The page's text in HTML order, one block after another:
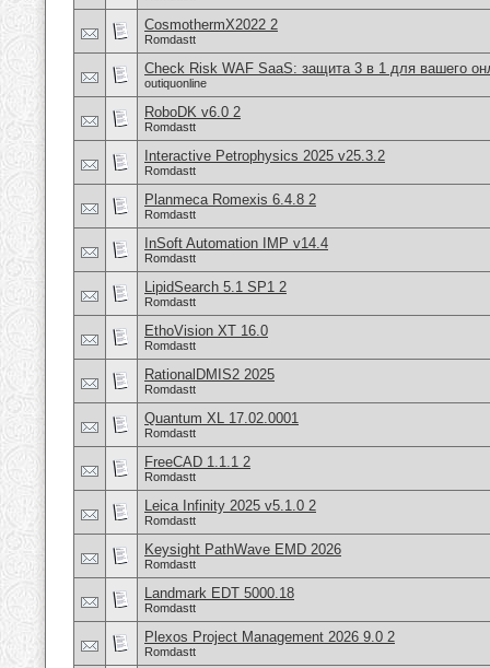
CosmothermX2022 2
Romdastt
Check Risk WAF SaaS: защита 3 в 1 для вашего
outiquonline
RoboDK v6.0 2
Romdastt
Interactive Petrophysics 2025 v25.3.2
Romdastt
Planmeca Romexis 6.4.8 2
Romdastt
InSoft Automation IMP v14.4
Romdastt
LipidSearch 5.1 SP1 2
Romdastt
EthoVision XT 16.0
Romdastt
RationalDMIS2 2025
Romdastt
Quantum XL 17.02.0001
Romdastt
FreeCAD 1.1.1 2
Romdastt
Leica Infinity 2025 v5.1.0 2
Romdastt
Keysight PathWave EMD 2026
Romdastt
Landmark EDT 5000.18
Romdastt
Plexos Project Management 2026 9.0 2
Romdastt